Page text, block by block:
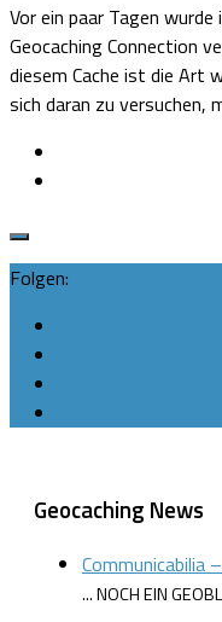
Vor ein paar Tagen
Geocaching Connection
diesem Cache ist die Art
sich daran zu versuchen,
Folgen:
Geocaching News
Communicabilia
... NOCH EIN